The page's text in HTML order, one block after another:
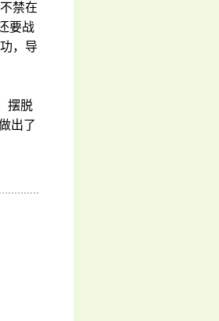
禁在
要战
，导
摆脱
出了